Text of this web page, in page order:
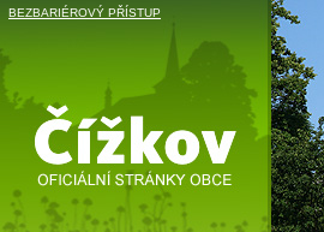
BEZBARIÉROVÝ PŘÍSTUP